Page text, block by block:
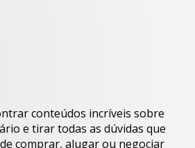
conteúdos incríveis sobre
e tirar todas as dúvidas que
comprar, alugar ou negociar